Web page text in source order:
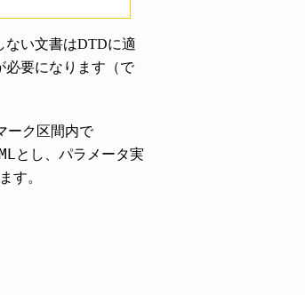
ない文書はDTDに適
必要になります（で
ーク区間内で
とし、パラメータ実
す。